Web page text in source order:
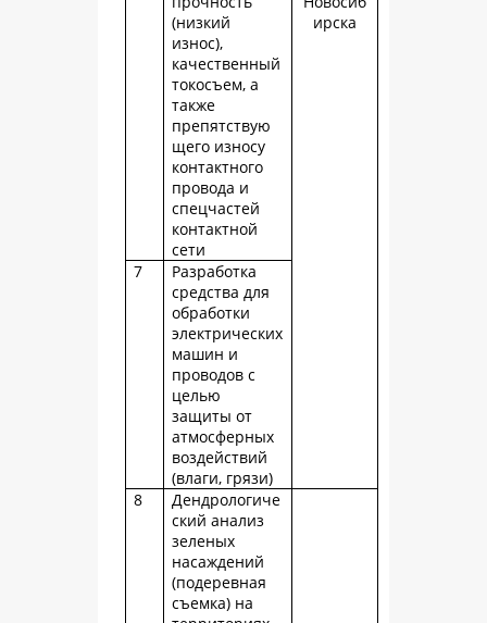
ирска
(низкий
износ),
качественный
токосъем, а
также
препятствую
щего износу
контактного
провода и
спецчастей
контактной
сети
7
Разработка
средства для
обработки
электрических
машин и
проводов с
целью
защиты от
атмосферных
воздействий
(влаги, грязи)
8
Дендрологиче
ский анализ
зеленых
насаждений
(подеревная
съемка) на